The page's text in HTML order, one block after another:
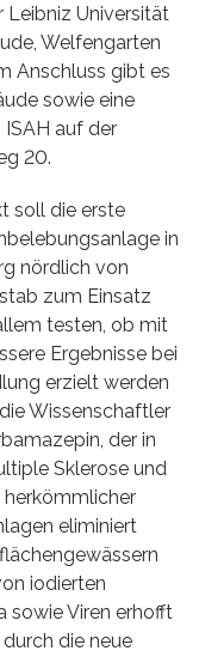
Leibniz Universität
Welfengarten
Anschluss gibt es
sowie eine
ISAH auf der
20.
soll die erste
in
nördlich von
zum Einsatz
testen, ob mit
Ergebnisse bei
erzielt werden
Wissenschaftler
der in
Sklerose und
eliminiert
iodierten
sowie Viren erhofft
die neue